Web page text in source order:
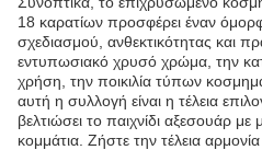
18 καρατίων προσφέρει έναν
σχεδιασμού, ανθεκτικότητας και
εντυπωσιακό χρυσό χρώμα, την
χρήση, την ποικιλία τύπων
αυτή η συλλογή είναι η τέλεια
βελτιώσει το παιχνίδι αξεσουάρ με
κομμάτια. Ζήστε την τέλεια